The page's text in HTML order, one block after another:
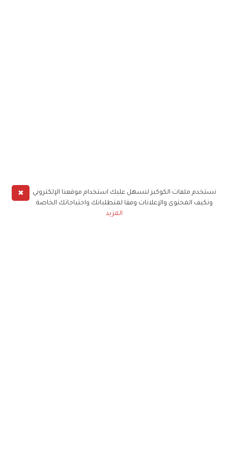
✖
نستخدم ملفات الكوكيز لنسهل عليك استخدام موقعنا الإلكتروني
ونكيف المحتوى والإعلانات وفقا لمتطلباتك واحتياجاتك الخاصة
المزيد